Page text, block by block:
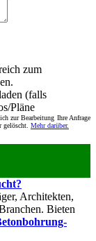
zum
(falls
Pläne
zur Bearbeitung Ihre Anfrage
gelöscht. Mehr darüber.
Architekten,
Bieten